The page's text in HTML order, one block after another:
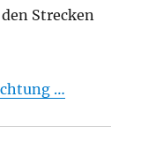
Strecken
…